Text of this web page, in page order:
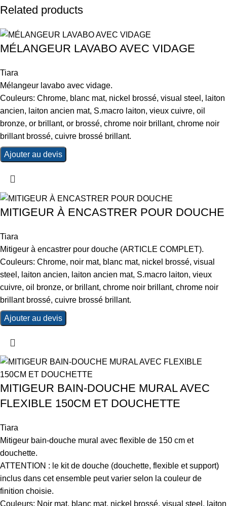
Related products
MÉLANGEUR LAVABO AVEC VIDAGE
Tiara
Mélangeur lavabo avec vidage.
Couleurs: Chrome, blanc mat, nickel brossé, visual steel, laiton
ancien, laiton ancien mat, S.macro laiton, vieux cuivre, oil
bronze, or brillant, or brossé, chrome noir brillant, chrome noir
brillant brossé, cuivre brossé brillant.
Ajouter au devis
MITIGEUR À ENCASTRER POUR DOUCHE
Tiara
Mitigeur à encastrer pour douche (ARTICLE COMPLET).
Couleurs: Chrome, noir mat, blanc mat, nickel brossé, visual
steel, laiton ancien, laiton ancien mat, S.macro laiton, vieux
cuivre, oil bronze, or brillant, chrome noir brillant, chrome noir
brillant brossé, cuivre brossé brillant.
Ajouter au devis
MITIGEUR BAIN-DOUCHE MURAL AVEC
FLEXIBLE 150CM ET DOUCHETTE
Tiara
Mitigeur bain-douche mural avec flexible de 150 cm et
douchette.
ATTENTION : le kit de douche (douchette, flexible et support)
inclus dans cet ensemble peut varier selon la couleur de
finition choisie.
Couleurs: Noir mat, blanc mat, nickel brossé, visual steel, laiton